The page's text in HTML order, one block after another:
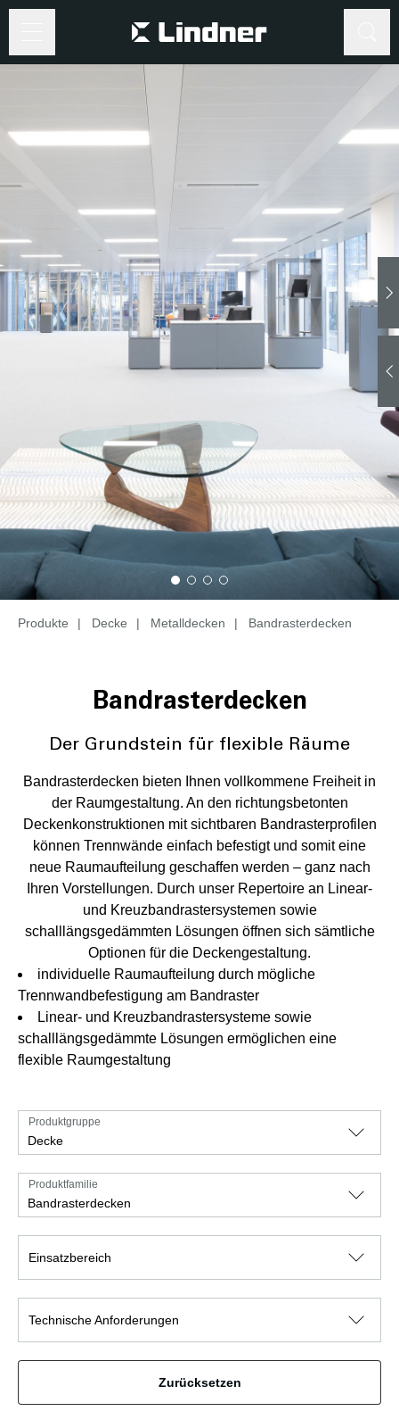
Produkte | Decke | Metalldecken | Bandrasterdecken
Bandrasterdecken
Der Grundstein für flexible Räume
Bandrasterdecken bieten Ihnen vollkommene Freiheit in
der Raumgestaltung. An den richtungsbetonten
Deckenkonstruktionen mit sichtbaren Bandrasterprofilen
können Trennwände einfach befestigt und somit eine
neue Raumaufteilung geschaffen werden – ganz nach
Ihren Vorstellungen. Durch unser Repertoire an Linear-
und Kreuzbandrastersystemen sowie
schalllängsgedämmten Lösungen öffnen sich sämtliche
Optionen für die Deckengestaltung.
individuelle Raumaufteilung durch mögliche
Trennwandbefestigung am Bandraster
Linear- und Kreuzbandrastersysteme sowie
schalllängsgedämmte Lösungen ermöglichen eine
flexible Raumgestaltung
Decke
Produktgruppe
Bandrasterdecken
Produktfamilie
Einsatzbereich
Technische Anforderungen
Zurücksetzen